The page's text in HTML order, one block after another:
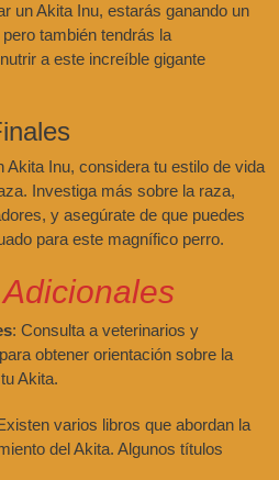
un Akita Inu, estarás ganando un
también tendrás la
a este increíble gigante
Akita Inu, considera tu estilo de vida
Investiga más sobre la raza,
y asegúrate de que puedes
para este magnífico perro.
: Consulta a veterinarios y
obtener orientación sobre la
Akita.
varios libros que abordan la
del Akita. Algunos títulos